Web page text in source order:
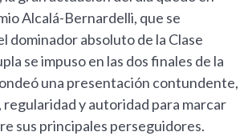
Alcalá-Bernardelli, que se
dominador absoluto de la Clase
se impuso en las dos finales de la
una presentación contundente,
y autoridad para marcar
sus principales perseguidores.